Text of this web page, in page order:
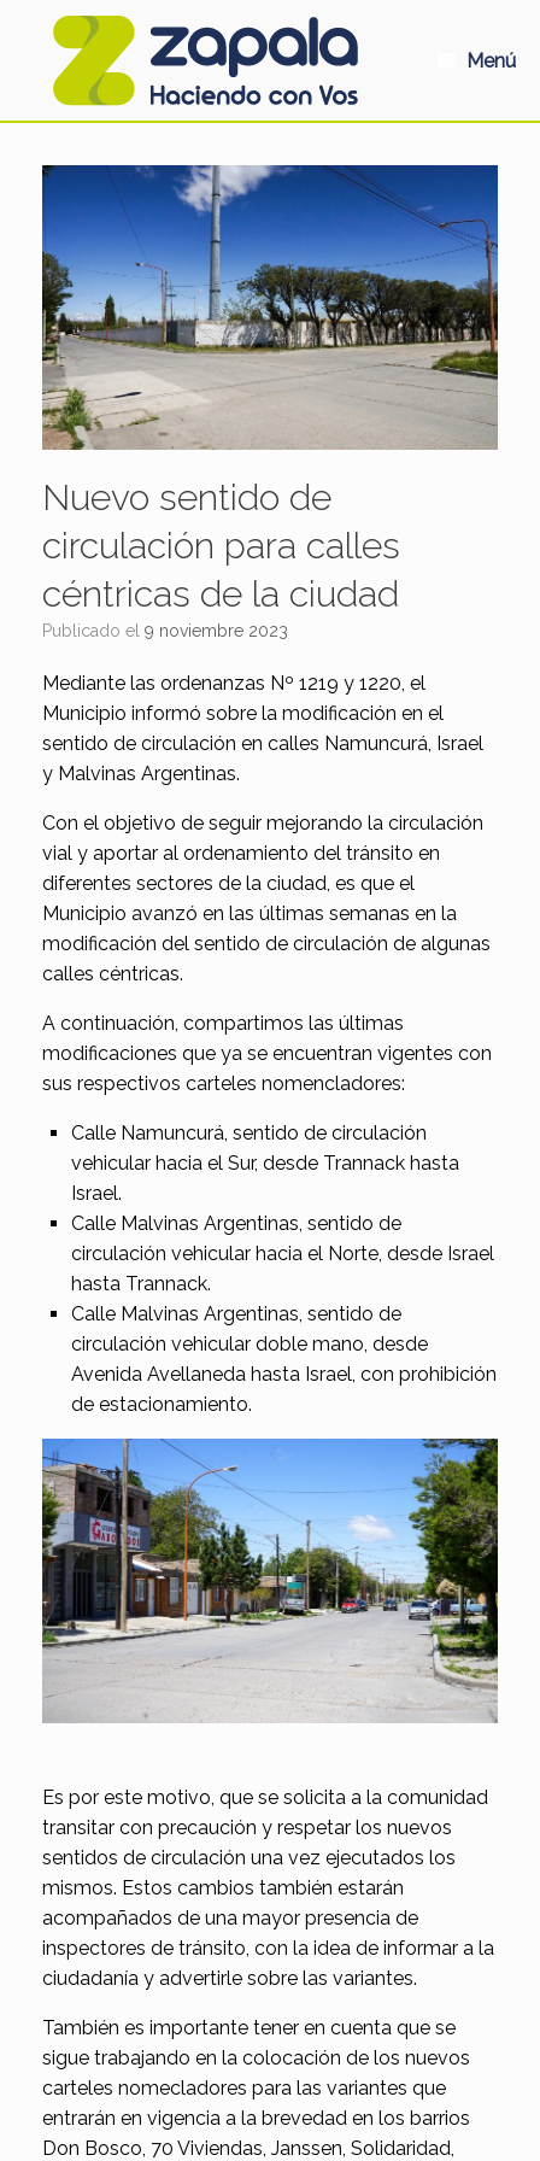
Menú
Nuevo sentido de
circulación para calles
céntricas de la ciudad
Publicado el 9 noviembre 2023
Mediante las ordenanzas Nº 1219 y 1220, el
Municipio informó sobre la modificación en el
sentido de circulación en calles Namuncurá, Israel
y Malvinas Argentinas.
Con el objetivo de seguir mejorando la circulación
vial y aportar al ordenamiento del tránsito en
diferentes sectores de la ciudad, es que el
Municipio avanzó en las últimas semanas en la
modificación del sentido de circulación de algunas
calles céntricas.
A continuación, compartimos las últimas
modificaciones que ya se encuentran vigentes con
sus respectivos carteles nomencladores:
Calle Namuncurá, sentido de circulación
vehicular hacia el Sur, desde Trannack hasta
Israel.
Calle Malvinas Argentinas, sentido de
circulación vehicular hacia el Norte, desde Israel
hasta Trannack.
Calle Malvinas Argentinas, sentido de
circulación vehicular doble mano, desde
Avenida Avellaneda hasta Israel, con prohibición
de estacionamiento.
Es por este motivo, que se solicita a la comunidad
transitar con precaución y respetar los nuevos
sentidos de circulación una vez ejecutados los
mismos. Estos cambios también estarán
acompañados de una mayor presencia de
inspectores de tránsito, con la idea de informar a la
ciudadanía y advertirle sobre las variantes.
También es importante tener en cuenta que se
sigue trabajando en la colocación de los nuevos
carteles nomecladores para las variantes que
entrarán en vigencia a la brevedad en los barrios
Don Bosco, 70 Viviendas, Janssen, Solidaridad,